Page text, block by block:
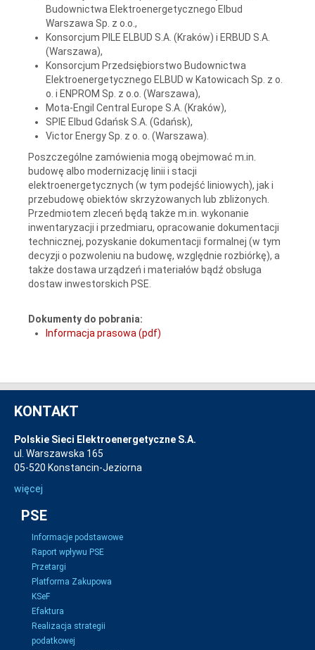
Budownictwa Elektroenergetycznego Elbud
Warszawa Sp. z o.o.,
Konsorcjum PILE ELBUD S.A. (Kraków) i ERBUD S.A.
(Warszawa),
Konsorcjum Przedsiębiorstwo Budownictwa
Elektroenergetycznego ELBUD w Katowicach Sp. z o.
o. i ENPROM Sp. z o.o. (Warszawa),
Mota-Engil Central Europe S.A. (Kraków),
SPIE Elbud Gdańsk S.A. (Gdańsk),
Victor Energy Sp. z o. o. (Warszawa).
Poszczególne zamówienia mogą obejmować m.in.
budowę albo modernizację linii i stacji
elektroenergetycznych (w tym podejść liniowych), jak i
przebudowę obiektów skrzyżowanych lub zbliżonych.
Przedmiotem zleceń będą także m.in. wykonanie
inwentaryzacji i przedmiaru, opracowanie dokumentacji
technicznej, pozyskanie dokumentacji formalnej (w tym
decyzji o pozwoleniu na budowę, względnie rozbiórkę), a
także dostawa urządzeń i materiałów bądź obsługa
dostaw inwestorskich PSE.
Dokumenty do pobrania:
Informacja prasowa (pdf)
KONTAKT
Polskie Sieci Elektroenergetyczne S.A.
ul. Warszawska 165
05-520 Konstancin-Jeziorna
więcej
PSE
Informacje podstawowe
Raport wpływu PSE
Przetargi
Platforma Zakupowa
KSeF
Efaktura
Realizacja strategii
podatkowej